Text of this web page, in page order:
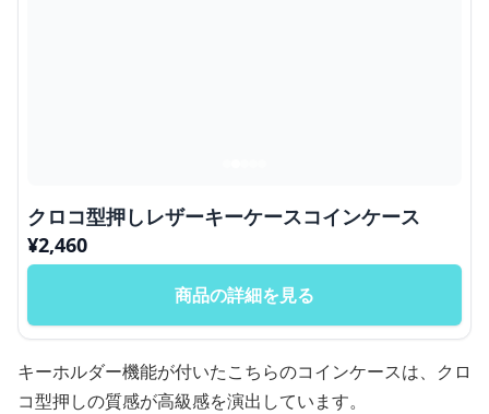
クロコ型押しレザーキーケースコインケース
¥2,460
商品の詳細を見る
キーホルダー機能が付いたこちらのコインケースは、クロ
コ型押しの質感が高級感を演出しています。